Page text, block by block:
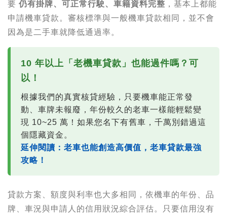
要 仍有掛牌、可正常行駛、車籍資料完整 ，基本上都能
申請機車貸款。審核標準與一般機車貸款相同，並不會
因為是二手車就降低通過率。
10 年以上「老機車貸款」也能過件嗎？可
以！
根據我們的真實核貸經驗，只要機車能正常發
動、車牌未報廢，年份較久的老車一樣能輕鬆變
現 10~25 萬！如果您名下有舊車，千萬別錯過這
個隱藏資金。
延伸閱讀：老車也能創造高價值，老車貸款最強
攻略！
貸款方案、額度與利率也大多相同，依機車的年份、品
牌、車況與申請人的信用狀況綜合評估。只要信用沒有